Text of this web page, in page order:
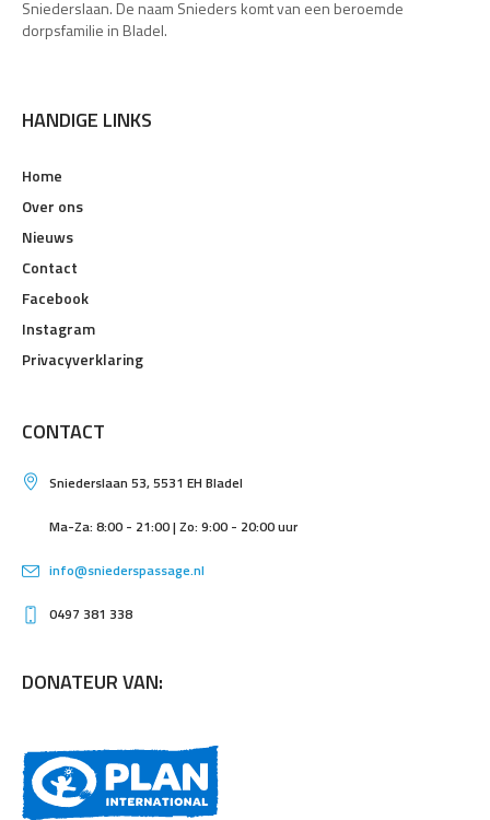
Sniederslaan. De naam Snieders komt van een beroemde
dorpsfamilie in Bladel.
HANDIGE LINKS
Home
Over ons
Nieuws
Contact
Facebook
Instagram
Privacyverklaring
CONTACT
Sniederslaan 53, 5531 EH Bladel
Ma-Za: 8:00 - 21:00 | Zo: 9:00 - 20:00 uur
info@sniederspassage.nl
0497 381 338
DONATEUR VAN: